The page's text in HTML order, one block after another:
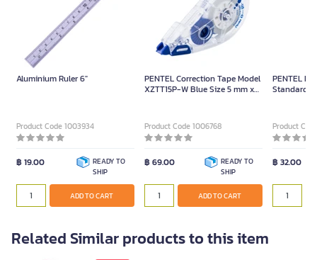
Aluminium Ruler 6"
Product Code 1003934
฿ 19.00
READY TO
SHIP
ADD TO CART
PENTEL Correction Tape Model
XZTT15P-W Blue Size 5 mm x
Product Code 1006768
฿ 69.00
READY TO
SHIP
ADD TO CART
PENTEL
Standard
Product
฿ 32.00
Related Similar products to this item